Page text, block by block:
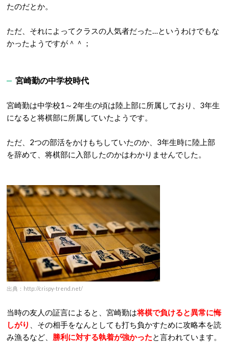
たのだとか。
ただ、それによってクラスの人気者だった…というわけでもな
かったようですが＾＾；
宮崎勤の中学校時代
宮崎勤は中学校1～2年生の頃は陸上部に所属しており、3年生
になると将棋部に所属していたようです。
ただ、2つの部活をかけもちしていたのか、3年生時に陸上部
を辞めて、将棋部に入部したのかはわかりませんでした。
出典：http://crispy-trend.net/
当時の友人の証言によると、宮崎勤は将棋で負けると異常に悔
しがり
、その相手をなんとしても打ち負かすために攻略本を読
み漁るなど、 勝利に対する執着が強かったと言われています。